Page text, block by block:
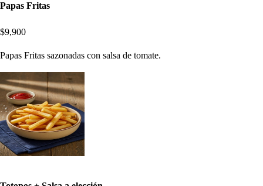
Papas Fritas
$9,900
Papas Fritas sazonadas con salsa de tomate.